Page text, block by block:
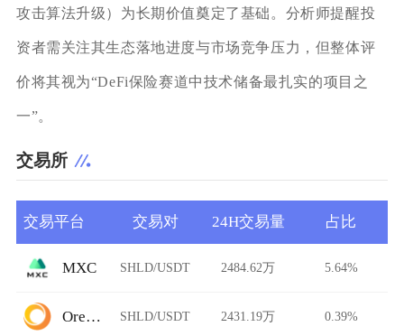
攻击算法升级）为长期价值奠定了基础。分析师提醒投
资者需关注其生态落地进度与市场竞争压力，但整体评
价将其视为“DeFi保险赛道中技术储备最扎实的项目之
一”。
交易所
交易平台 交易对 24H交易量 占比
MXC SHLD/USDT 2484.62万 5.64%
Ore.Bz SHLD/USDT 2431.19万 0.39%